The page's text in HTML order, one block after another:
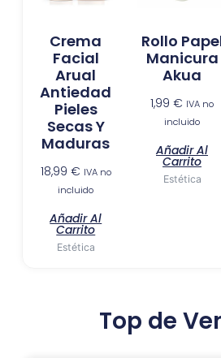
Crema
Facial
Arual
Antiedad
Pieles
Secas Y
Maduras
18,99 € IVA no
incluido
Añadir Al
Carrito
Estética
Rollo
Manicura
Akua
1,99 € IVA no
incluido
Añadir Al
Carrito
Estética
Top de